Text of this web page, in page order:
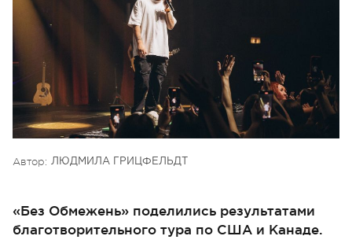
Автор: ЛЮДМИЛА ГРИЦФЕЛЬДТ
«Без Обмежень» поделились результатами
благотворительного тура по США и Канаде.